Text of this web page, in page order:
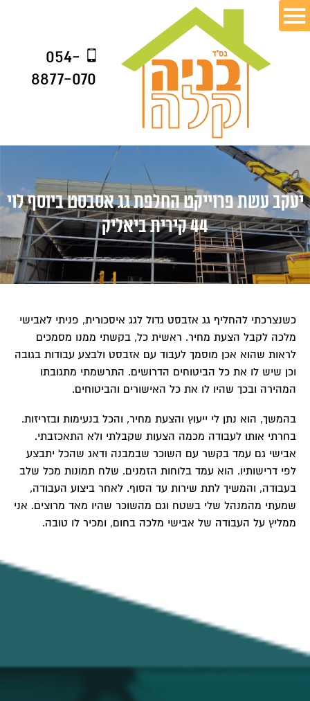
054-
8877-070
יעקב עשת פרוייקט החלפת גג אסבסט ביוסף לוי
44 קירית ביאליק
כשנצרכתי להחליף גג אזבסט גדול לגג איסכורית, פניתי לאבישי
מלכה לקבל הצעת מחיר. ראשית כל, בקשתי ממנו מסמכים
לראות שהוא אכן מוסמך לעבוד עם אזבסט ולבצע עבודות בגובה
וכן שיש לו את כל הביטוחים הדרושים. התרשמתי מתגובתו
המהירה ובכך שהיו לו את כל האישורים והביטוחים.
בהמשך, הוא נתן לי ייעוץ והצעת מחיר, והכל בנעימות ובזריזות.
בחרתי אותו לעבודה מכמה הצעות שקבלתי ולא התאכזבתי.
אבישי גם עמד בקשר עם השוכר שבמבנה ודאג שהכל יתבצע
לפי דרישותיו. הוא עמד בלוחות הזמנים. שלח תמונות מכל שלב
בעבודה, והמשיך לתת שירות עד הסוף. לאחר ביצוע העבודה,
שמעתי מהמנהל שלי בשטח וגם מהשוכר שהיו מאד מרוצים. אני
ממליץ על העבודה של אבישי מלכה בחום, ומכיר לו טובה.